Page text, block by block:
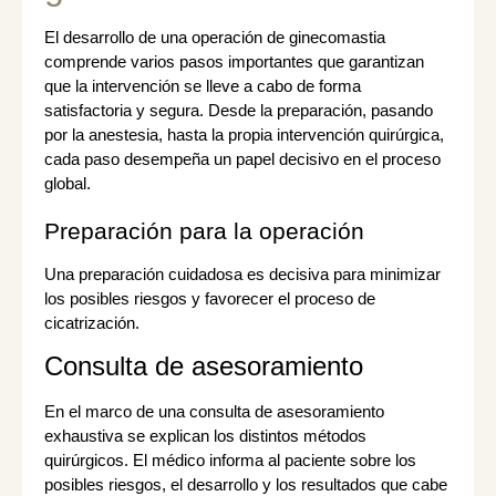
El desarrollo de una operación de ginecomastia
comprende varios pasos importantes que garantizan
que la intervención se lleve a cabo de forma
satisfactoria y segura. Desde la preparación, pasando
por la anestesia, hasta la propia intervención quirúrgica,
cada paso desempeña un papel decisivo en el proceso
global.
Preparación para la operación
Una preparación cuidadosa es decisiva para minimizar
los posibles riesgos y favorecer el proceso de
cicatrización.
Consulta de asesoramiento
En el marco de una consulta de asesoramiento
exhaustiva se explican los distintos métodos
quirúrgicos. El médico informa al paciente sobre los
posibles riesgos, el desarrollo y los resultados que cabe